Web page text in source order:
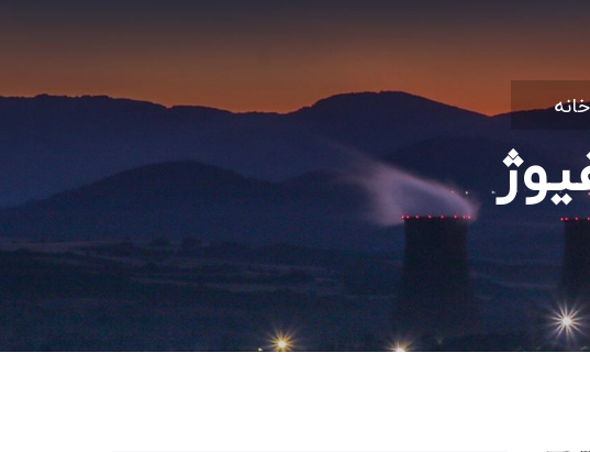
خانه